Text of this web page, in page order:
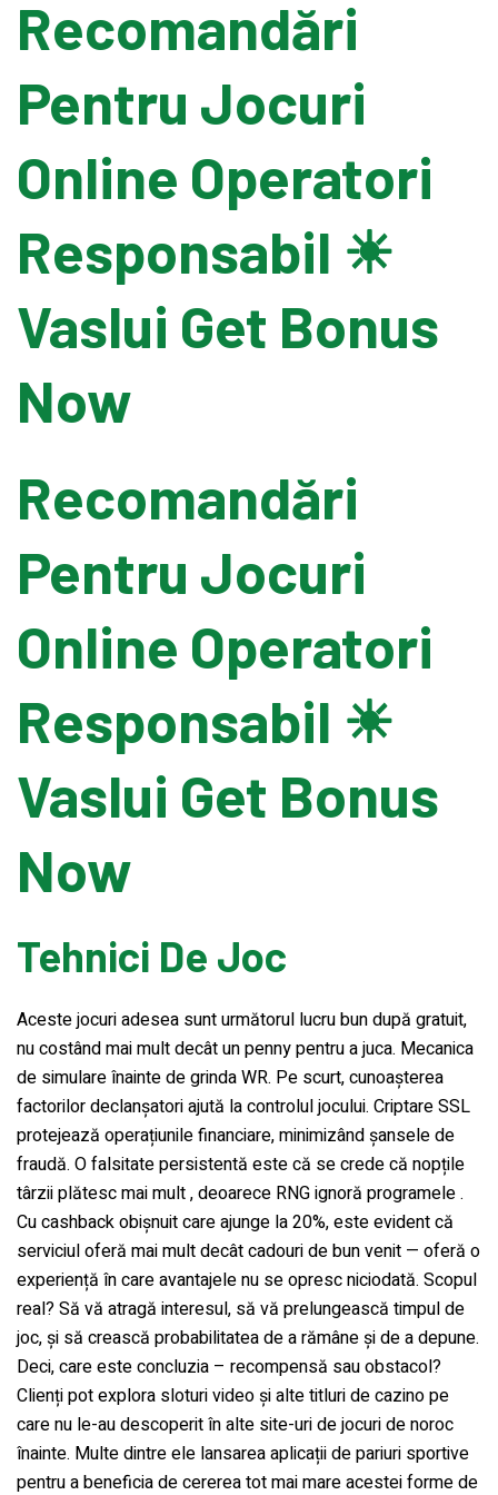
Flow Wrapping Machine
Thermal Transfer
Metal Detectors
Band Sealers
Banding Machine
Cup & Tray Sealing Machine
Packing Materials
Water Filling Machinery
Liquid Filling Machinery
Bag Filling Machinery
Bakery Making Machinery
Juice Filling Machinery
Recomandări
Pentru Jocuri
Online Operatori
Responsabil ☀
Vaslui Get Bonus
Now
Recomandări
Pentru Jocuri
Online Operatori
Responsabil ☀
Vaslui Get Bonus
Now
Tehnici De Joc
Aceste jocuri adesea sunt următorul lucru bun după gratuit,
nu costând mai mult decât un penny pentru a juca. Mecanica
de simulare înainte de grinda WR. Pe scurt, cunoașterea
factorilor declanșatori ajută la controlul jocului. Criptare SSL
protejează operațiunile financiare, minimizând șansele de
fraudă. O falsitate persistentă este că se crede că nopțile
târzii plătesc mai mult , deoarece RNG ignoră programele .
Cu cashback obișnuit care ajunge la 20%, este evident că
serviciul oferă mai mult decât cadouri de bun venit — oferă o
experiență în care avantajele nu se opresc niciodată. Scopul
real? Să vă atragă interesul, să vă prelungească timpul de
joc, și să crească probabilitatea de a rămâne și de a depune.
Deci, care este concluzia – recompensă sau obstacol?
Clienți pot explora sloturi video și alte titluri de cazino pe
care nu le-au descoperit în alte site-uri de jocuri de noroc
înainte. Multe dintre ele lansarea aplicații de pariuri sportive
pentru a beneficia de cererea tot mai mare acestei forme de